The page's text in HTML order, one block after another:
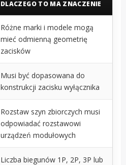
DLACZEGO TO MA ZNACZENIE
Różne marki i modele mogą
mieć odmienną geometrię
zacisków
Musi być dopasowana do
konstrukcji zacisku wyłącznika
Rozstaw szyn zbiorczych musi
odpowiadać rozstawowi
urządzeń modułowych
Liczba biegunów 1P, 2P, 3P lub